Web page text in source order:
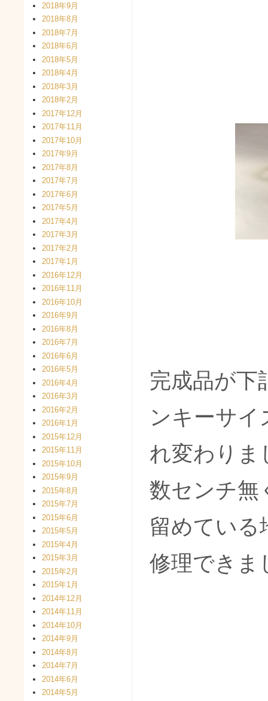
完成品が下
ンキーサ
れ変わりま
数センチ無
留めている
修理できま
2018年9月
2018年8月
2018年7月
2018年6月
2018年5月
2018年4月
2018年3月
2018年2月
2017年12月
2017年11月
2017年10月
2017年9月
2017年8月
2017年7月
2017年6月
2017年5月
2017年4月
2017年3月
2017年2月
2017年1月
2016年12月
2016年11月
2016年10月
2016年9月
2016年8月
2016年7月
2016年6月
2016年5月
2016年4月
2016年3月
2016年2月
2016年1月
2015年12月
2015年11月
2015年10月
2015年9月
2015年8月
2015年7月
2015年6月
2015年5月
2015年4月
2015年3月
2015年2月
2015年1月
2014年12月
2014年11月
2014年10月
2014年9月
2014年8月
2014年7月
2014年6月
2014年5月